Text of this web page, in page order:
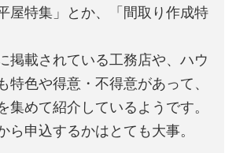
屋特集」とか、「間取り作成特
掲載されている工務店や、ハウ
特色や得意・不得意があって、
集めて紹介しているようです。
ら申込するかはとても大事。